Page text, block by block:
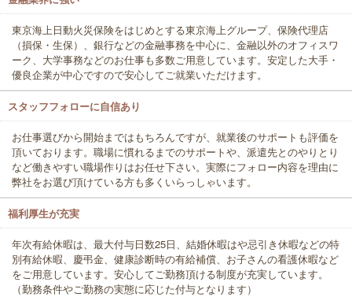
東京海上日動火災保険をはじめとする東京海上グループ、保険代理店
（損保・生保）、銀行などの金融事務を中心に、金融以外のオフィスワ
ーク、大学事務などのお仕事も多数ご用意しています。安定した大手・
優良企業が中心ですので安心してご就業いただけます。
スタッフフォローに自信あり
お仕事選びから開始まではもちろんですが、就業後のサポートも評価を
頂いております。職場に慣れるまでのサポートや、派遣先とのやりとり
など働きやすい職場作りはお任せ下さい。実際にフォロー内容を理由に
弊社をお選び頂けている方も多くいらっしゃいます。
福利厚生が充実
年次有給休暇は、最大付与日数25日、結婚休暇はや忌引き休暇などの特
別有給休暇、慶弔金、健康診断時の有給補償、お子さんの看護休暇など
をご用意しています。安心してご勤務頂ける制度が充実しています。
（勤務条件やご勤務の実態に応じた付与となります）